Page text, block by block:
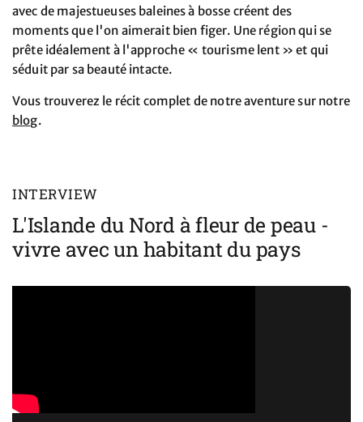
avec de majestueuses baleines à bosse créent des
moments que l'on aimerait bien figer. Une région qui se
prête idéalement à l'approche « tourisme lent » et qui
séduit par sa beauté intacte.
Vous trouverez le récit complet de notre aventure sur notre
blog.
INTERVIEW
L'Islande du Nord à fleur de peau -
vivre avec un habitant du pays